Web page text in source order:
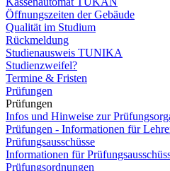
Öffnungszeiten der Gebäude
Qualität im Studium
Rückmeldung
Studienausweis TUNIKA
Studienzweifel?
Termine & Fristen
Prüfungen
Prüfungen
Infos und Hinweise zur
Prüfungen - Informationen für
Prüfungsausschüsse
Informationen für
Prüfungsordnungen